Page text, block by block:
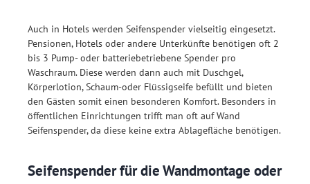
Auch in Hotels werden Seifenspender vielseitig eingesetzt.
Pensionen, Hotels oder andere Unterkünfte benötigen oft 2
bis 3 Pump- oder batteriebetriebene Spender pro
Waschraum. Diese werden dann auch mit Duschgel,
Körperlotion, Schaum-oder Flüssigseife befüllt und bieten
den Gästen somit einen besonderen Komfort. Besonders in
öffentlichen Einrichtungen trifft man oft auf Wand
Seifenspender, da diese keine extra Ablagefläche benötigen.
Seifenspender für die Wandmontage oder